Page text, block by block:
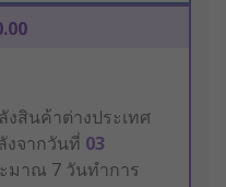
สินค้าต่างประเทศ
งจากวันที่ 03
มาณ 7 วันทำการ